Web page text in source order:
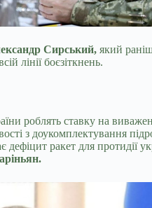
Сирський, який
лінії боєзіткнень.
роблять ставку на
з доукомплектування
ракет для протидії